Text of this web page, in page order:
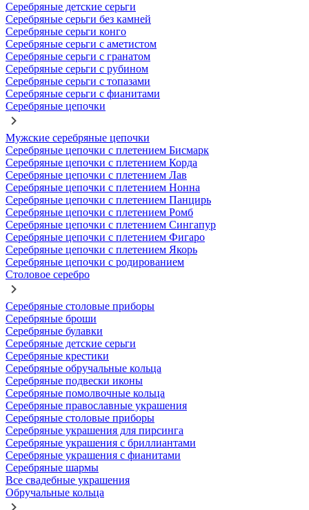
Серебряные детские серьги
Серебряные серьги без камней
Серебряные серьги конго
Серебряные серьги с аметистом
Серебряные серьги с гранатом
Серебряные серьги с рубином
Серебряные серьги с топазами
Серебряные серьги с фианитами
Серебряные цепочки
Мужские серебряные цепочки
Серебряные цепочки с плетением Бисмарк
Серебряные цепочки с плетением Корда
Серебряные цепочки с плетением Лав
Серебряные цепочки с плетением Нонна
Серебряные цепочки с плетением Панцирь
Серебряные цепочки с плетением Ромб
Серебряные цепочки с плетением Сингапур
Серебряные цепочки с плетением Фигаро
Серебряные цепочки с плетением Якорь
Серебряные цепочки с родированием
Столовое серебро
Серебряные столовые приборы
Серебряные броши
Серебряные булавки
Серебряные детские серьги
Серебряные крестики
Серебряные обручальные кольца
Серебряные подвески иконы
Серебряные помолвочные кольца
Серебряные православные украшения
Серебряные столовые приборы
Серебряные украшения для пирсинга
Серебряные украшения с бриллиантами
Серебряные украшения с фианитами
Серебряные шармы
Все свадебные украшения
Обручальные кольца